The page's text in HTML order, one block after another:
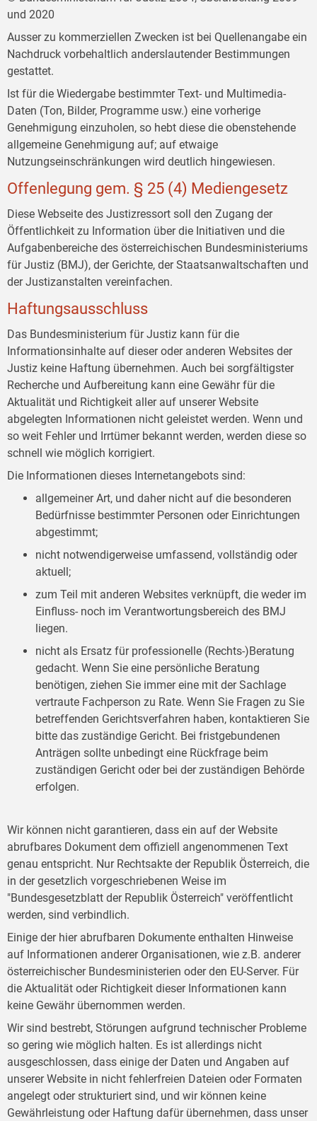
und 2020
Ausser zu kommerziellen Zwecken ist bei Quellenangabe ein
Nachdruck vorbehaltlich anderslautender Bestimmungen
gestattet.
Ist für die Wiedergabe bestimmter Text- und Multimedia-
Daten (Ton, Bilder, Programme usw.) eine vorherige
Genehmigung einzuholen, so hebt diese die obenstehende
allgemeine Genehmigung auf; auf etwaige
Nutzungseinschränkungen wird deutlich hingewiesen.
Offenlegung gem. § 25 (4) Mediengesetz
Diese Webseite des Justizressort soll den Zugang der
Öffentlichkeit zu Information über die Initiativen und die
Aufgabenbereiche des österreichischen Bundesministeriums
für Justiz (BMJ), der Gerichte, der Staatsanwaltschaften und
der Justizanstalten vereinfachen.
Haftungsausschluss
Das Bundesministerium für Justiz kann für die
Informationsinhalte auf dieser oder anderen Websites der
Justiz keine Haftung übernehmen. Auch bei sorgfältigster
Recherche und Aufbereitung kann eine Gewähr für die
Aktualität und Richtigkeit aller auf unserer Website
abgelegten Informationen nicht geleistet werden. Wenn und
so weit Fehler und Irrtümer bekannt werden, werden diese so
schnell wie möglich korrigiert.
Die Informationen dieses Internetangebots sind:
allgemeiner Art, und daher nicht auf die besonderen
Bedürfnisse bestimmter Personen oder Einrichtungen
abgestimmt;
nicht notwendigerweise umfassend, vollständig oder
aktuell;
zum Teil mit anderen Websites verknüpft, die weder im
Einfluss- noch im Verantwortungsbereich des BMJ
liegen.
nicht als Ersatz für professionelle (Rechts-)Beratung
gedacht. Wenn Sie eine persönliche Beratung
benötigen, ziehen Sie immer eine mit der Sachlage
vertraute Fachperson zu Rate. Wenn Sie Fragen zu Sie
betreffenden Gerichtsverfahren haben, kontaktieren Sie
bitte das zuständige Gericht. Bei fristgebundenen
Anträgen sollte unbedingt eine Rückfrage beim
zuständigen Gericht oder bei der zuständigen Behörde
erfolgen.
Wir können nicht garantieren, dass ein auf der Website
abrufbares Dokument dem offiziell angenommenen Text
genau entspricht. Nur Rechtsakte der Republik Österreich, die
in der gesetzlich vorgeschriebenen Weise im
"Bundesgesetzblatt der Republik Österreich" veröffentlicht
werden, sind verbindlich.
Einige der hier abrufbaren Dokumente enthalten Hinweise
auf Informationen anderer Organisationen, wie z.B. anderer
österreichischer Bundesministerien oder den EU-Server. Für
die Aktualität oder Richtigkeit dieser Informationen kann
keine Gewähr übernommen werden.
Wir sind bestrebt, Störungen aufgrund technischer Probleme
so gering wie möglich halten. Es ist allerdings nicht
ausgeschlossen, dass einige der Daten und Angaben auf
unserer Website in nicht fehlerfreien Dateien oder Formaten
angelegt oder strukturiert sind, und wir können keine
Gewährleistung oder Haftung dafür übernehmen, dass unser